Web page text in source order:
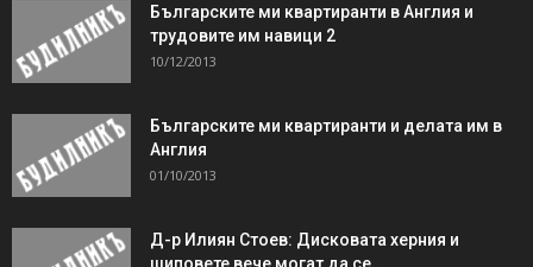
Българските ми квартиранти в Англия и
трудовите им навици 2
10/12/2013
Българските ми квартиранти и делата им в
Англия
01/10/2013
Д-р Илиян Стоев: Дисковата херния и
шиповете вече могат да се…...